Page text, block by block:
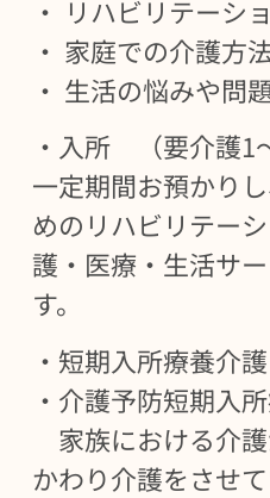
・ リハビリテーシ
・ 家庭での介護方
・ 生活の悩みや問
・入所 （要介護1
一定期間お預かり
めのリハビリテー
護・医療・生活サ
す。
・短期入所療養介
・介護予防短期入
家族における介
かわり介護をさせて